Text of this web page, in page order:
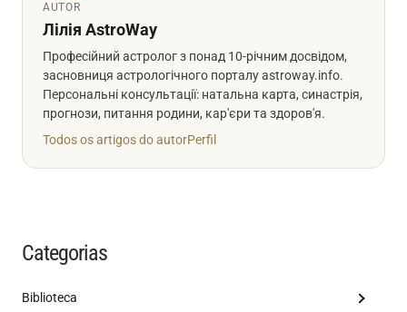
AUTOR
Лілія AstroWay
Професійний астролог з понад 10-річним досвідом,
засновниця астрологічного порталу astroway.info.
Персональні консультації: натальна карта, синастрія,
прогнози, питання родини, кар'єри та здоров'я.
Todos os artigos do autorPerfil
Categorias
Biblioteca